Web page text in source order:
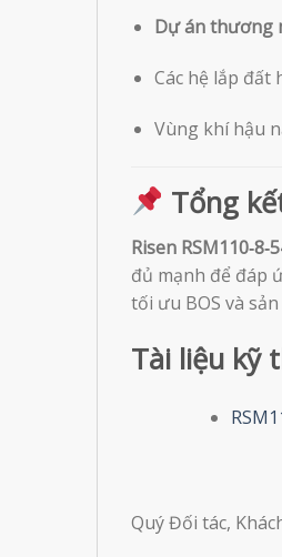
Dự án thương
Các hệ lắp đất
Vùng khí hậu
Tổng
Risen
đủ mạnh để đáp
tối ưu BOS và
Tài liệu kỹ
Quý Đối tác,